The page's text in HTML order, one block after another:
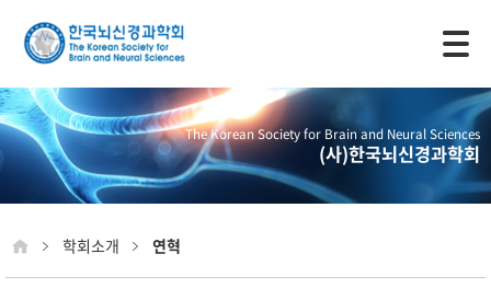
The Korean Society for Brain and Neural Sciences
(사)한국뇌신경과학회
학회소개 연혁